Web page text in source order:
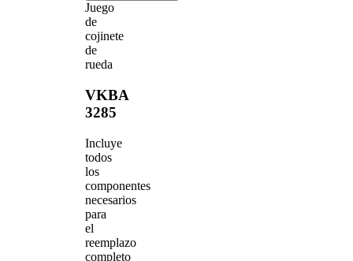
Juego
de
cojinete
de
rueda
VKBA
3285
Incluye
todos
los
componentes
necesarios
para
el
reemplazo
completo